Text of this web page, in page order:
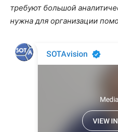
требуют большой
нужна для организации